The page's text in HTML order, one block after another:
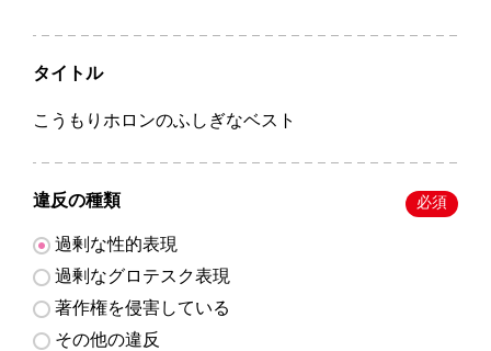
タイトル
こうもりホロンのふしぎなベスト
違反の種類 必須
過剰な性的表現
過剰なグロテスク表現
著作権を侵害している
その他の違反